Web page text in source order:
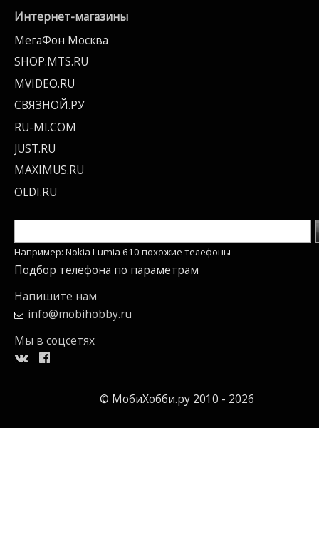
Интернет-магазины
МегаФон Москва
SHOP.MTS.RU
MVIDEO.RU
СВЯЗНОЙ.РУ
RU-MI.COM
JUST.RU
MAXIMUS.RU
OLDI.RU
Например: Nokia Lumia 610 похожие телефоны
Подбор телефона по параметрам
Напишите нам
info@mobihobby.ru
Мы в соцсетях
© МобиХобби.ру 2010 - 2026